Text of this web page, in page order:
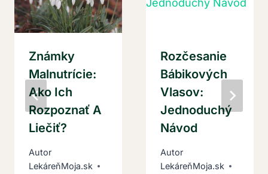
Známky
Malnutrície:
Ako Ich
Rozpoznať A
Liečiť?
Autor
LekáreňMoja.sk
Rozčesanie
Bábikových
Vlasov:
Jednoduchý
Návod
Autor
LekáreňMoja.sk